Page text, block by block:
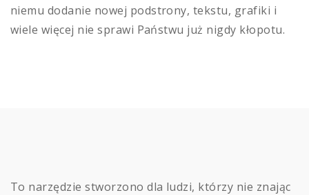
niemu dodanie nowej podstrony, tekstu, grafiki i
wiele więcej nie sprawi Państwu już nigdy kłopotu.
To narzędzie stworzono dla ludzi, którzy nie znając